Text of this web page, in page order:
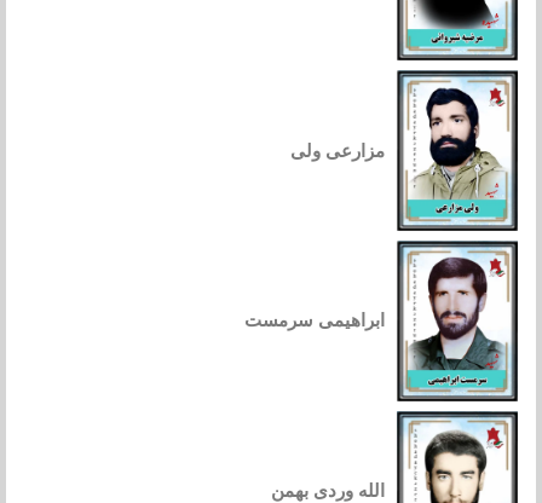
مزارعی ولی
ابراهیمی سرمست
الله وردی بهمن